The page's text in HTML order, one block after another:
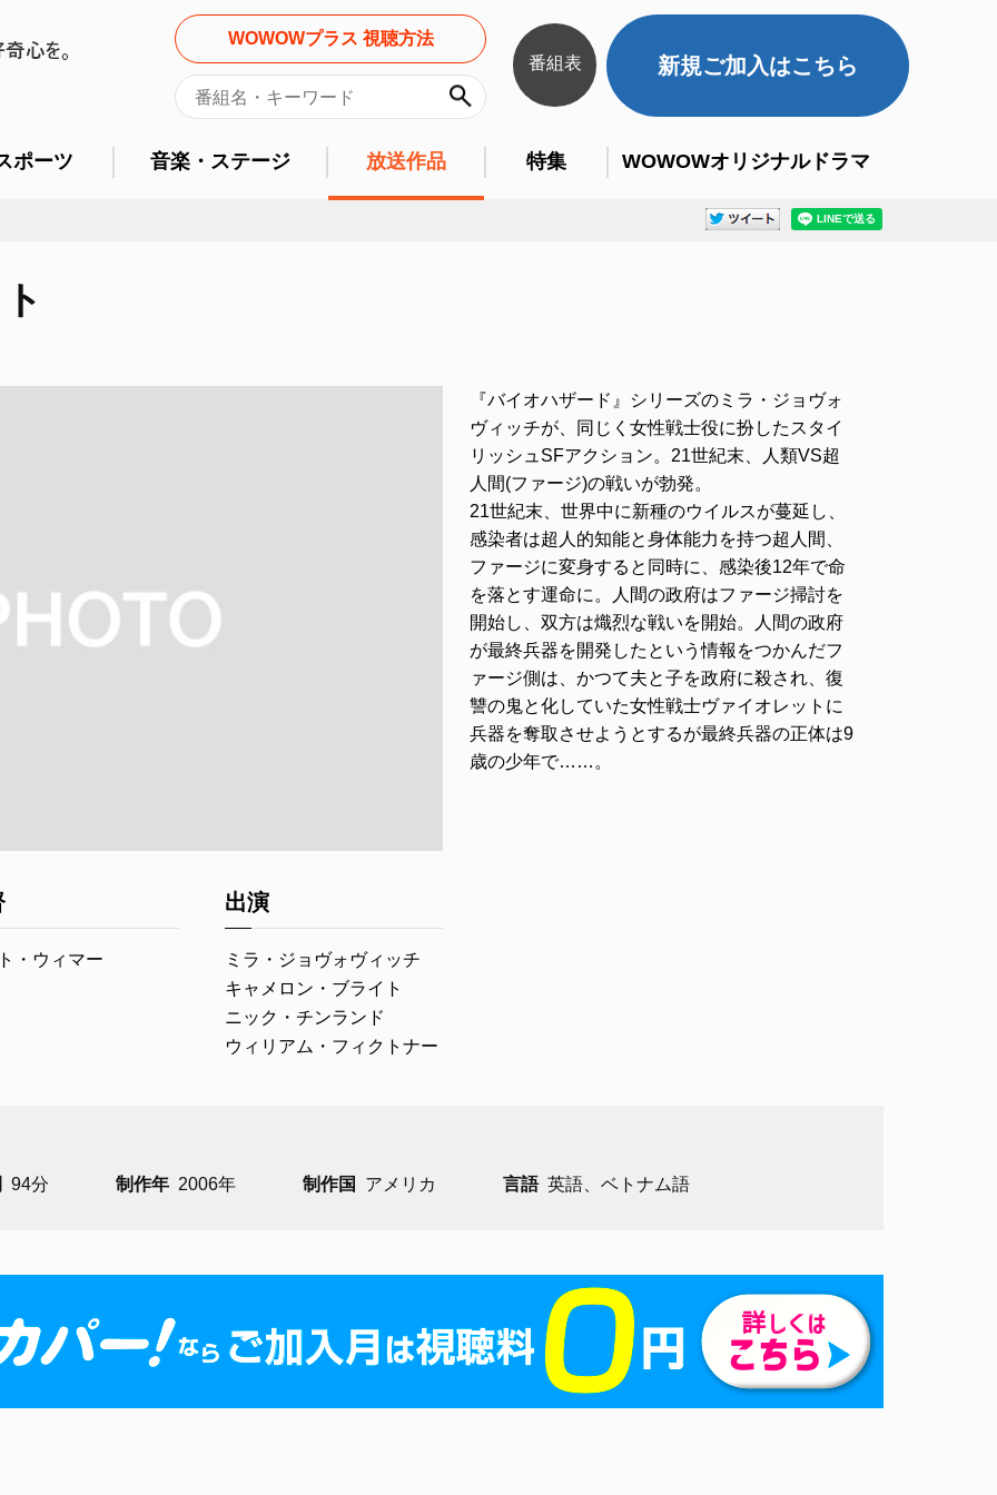
WOWOWプラス 視聴方法
番組表
新規ご加入はこちら
ポーツ 音楽・ステージ 放送作品 特集 WOWOWオリジナルドラマ
・ウィマー
出演
ミラ・ジョヴォヴィッチ
キャメロン・ブライト
ニック・チンランド
ウィリアム・フィクトナー
『バイオハザード』シリーズのミラ・ジョヴォ
ヴィッチが、同じく女性戦士役に扮したスタイ
リッシュSFアクション。21世紀末、人類VS超
人間(ファージ)の戦いが勃発。
21世紀末、世界中に新種のウイルスが蔓延し、
感染者は超人的知能と身体能力を持つ超人間、
ファージに変身すると同時に、感染後12年で命
を落とす運命に。人間の政府はファージ掃討を
開始し、双方は熾烈な戦いを開始。人間の政府
が最終兵器を開発したという情報をつかんだフ
ァージ側は、かつて夫と子を政府に殺され、復
讐の鬼と化していた女性戦士ヴァイオレットに
兵器を奪取させようとするが最終兵器の正体は9
歳の少年で……。
94分 制作年 2006年 制作国 アメリカ 言語 英語、ベトナム語